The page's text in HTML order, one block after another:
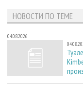
НОВОСТИ ПО ТЕМЕ
04.08.2026